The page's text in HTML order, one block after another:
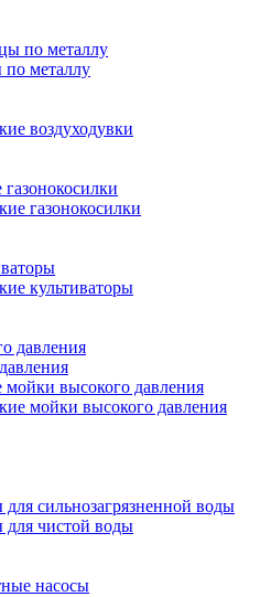
металлу
воздуходувки
газонокосилки
культиваторы
мойки высокого давления
мойки высокого давления
сильнозагрязненной воды
чистой воды
насосы